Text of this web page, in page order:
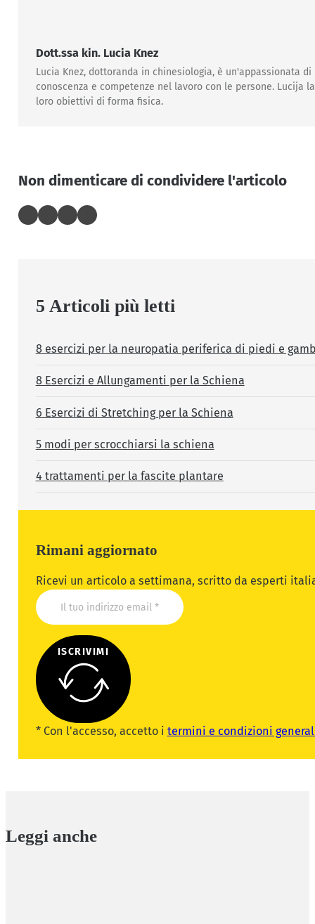
Dott.ssa kin. Lucia Knez
Lucia Knez, dottoranda in chinesiologia, è un'appassionata
conoscenza e competenze nel lavoro con le persone.
loro obiettivi di forma fisica.
Non dimenticare di condividere l'articolo
5 Articoli più letti
8 esercizi per la neuropatia periferica di piedi e
8 Esercizi e Allungamenti per la Schiena
6 Esercizi di Stretching per la Schiena
5 modi per scrocchiarsi la schiena
4 trattamenti per la fascite plantare
Rimani aggiornato
Ricevi un articolo a settimana, scritto da esperti
ISCRIVIMI
* Con l'accesso, accetto i termini e condizioni
Leggi anche